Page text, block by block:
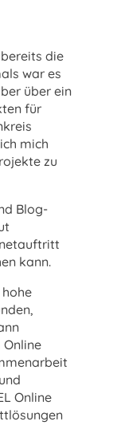
die
war es
über ein
für
mich
zu
Blog-
kann.
Online